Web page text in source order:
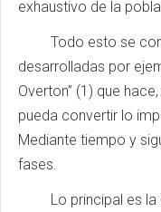
exhaustivo de la
Todo esto se
desarrolladas por
Overton” (1) que
pueda convertir lo
Mediante tiempo y
fases.
Lo principal es la